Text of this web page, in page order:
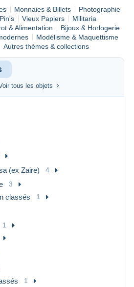
Monnaies & Billets
Photographie
Pin's Vieux Papiers
Militaria
& Alimentation
Bijoux & Horlogerie
Modélisme & Maquettisme
Autres thèmes & collections
tous les objets
(ex Zaire) 4
3
classés 1
1
1